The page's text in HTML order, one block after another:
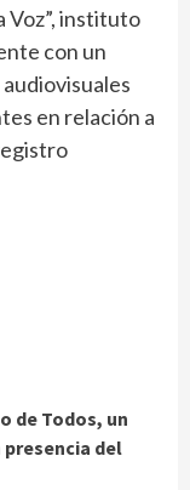
Voz”, instituto
con un
en relación a
de Todos, un
del